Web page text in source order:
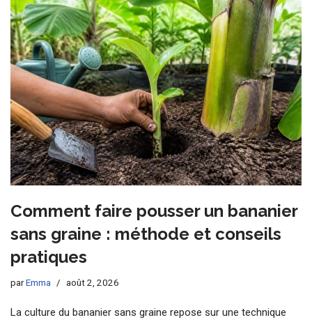
Comment faire pousser un bananier
sans graine : méthode et conseils
pratiques
parEmma août 2, 2026
La culture du bananier sans graine repose sur une technique